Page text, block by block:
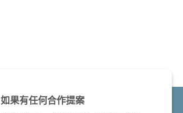
如果有任何合作提案